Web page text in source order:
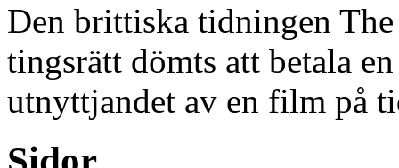
Den brittiska tidningen
tingsrätt dömts att betala
utnyttjandet av en film på